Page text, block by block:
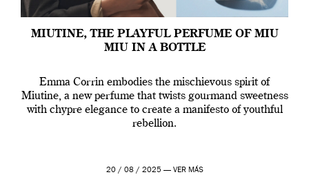
MIUTINE, THE PLAYFUL PERFUME OF MIU
MIU IN A BOTTLE
Emma Corrin embodies the mischievous spirit of
Miutine, a new perfume that twists gourmand sweetness
with chypre elegance to create a manifesto of youthful
rebellion.
20 / 08 / 2025 — VER MÁS